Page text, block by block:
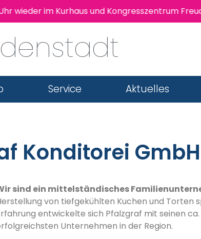
im Kurhaus und Kongresszentrum
Service Aktuelles
Konditorei GmbH
sind ein mittelständisches
von tiefgekühlten Kuchen und Torten
entwickelte sich Pfalzgraf mit seinen
Unternehmen in der Region.